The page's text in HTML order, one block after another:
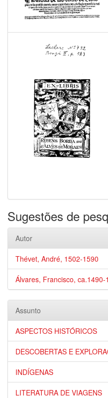
Sugestões de
Autor
Thévet, André, 1502-1590
Álvares, Francisco, ca.1490-
Assunto
ASPECTOS HISTÓRICOS
DESCOBERTAS E
INDÍGENAS
LITERATURA DE VIAGENS